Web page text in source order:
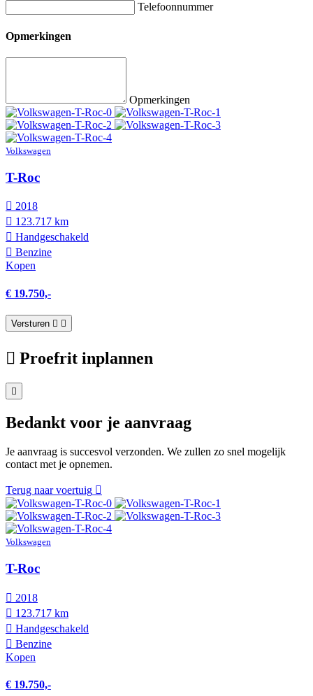
Telefoonnummer
Opmerkingen
Opmerkingen
Volkswagen
T-Roc
2018
123.717 km
Hand­geschakeld
Benzine
Kopen
€ 19.750,-
Versturen
Proefrit inplannen
Bedankt voor je aanvraag
Je aanvraag is succesvol verzonden. We zullen zo snel mogelijk
contact met je opnemen.
Terug naar voertuig
Volkswagen
T-Roc
2018
123.717 km
Hand­geschakeld
Benzine
Kopen
€ 19.750,-